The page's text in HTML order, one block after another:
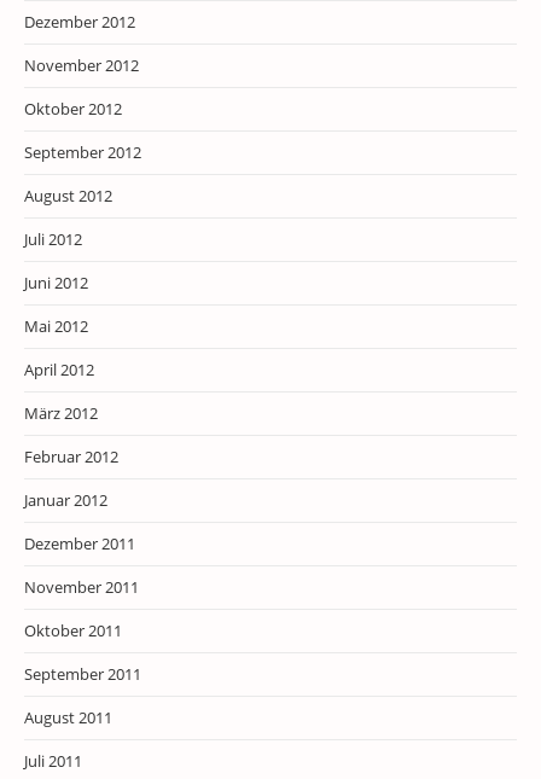
Dezember 2012
November 2012
Oktober 2012
September 2012
August 2012
Juli 2012
Juni 2012
Mai 2012
April 2012
März 2012
Februar 2012
Januar 2012
Dezember 2011
November 2011
Oktober 2011
September 2011
August 2011
Juli 2011